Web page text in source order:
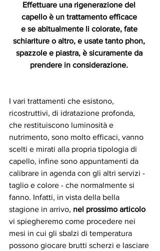
Effettuare una rigenerazione del
capello è un trattamento efficace
e se abitualmente li colorate, fate
schiariture o altro, e usate tanto phon,
spazzole e piastra, è sicuramente da
prendere in considerazione.
I vari trattamenti che esistono,
ricostruttivi, di idratazione profonda,
che restituiscono luminosità e
nutrimento, sono molto efficaci, vanno
scelti e mirati alla propria tipologia di
capello, infine sono appuntamenti da
calibrare in agenda con gli altri servizi -
taglio e colore - che normalmente si
fanno. Infatti, in vista della bella
stagione in arrivo, nel prossimo articolo
vi spiegheremo come procedere nei
mesi in cui gli sbalzi di temperatura
possono giocare brutti scherzi e lasciare